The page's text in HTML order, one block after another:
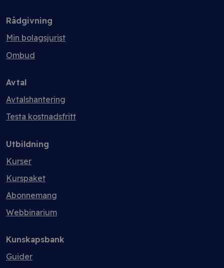
Rådgivning
Min bolagsjurist
Ombud
Avtal
Avtalshantering
Testa kostnadsfritt
Utbildning
Kurser
Kurspaket
Abonnemang
Webbinarium
Kunskapsbank
Guider